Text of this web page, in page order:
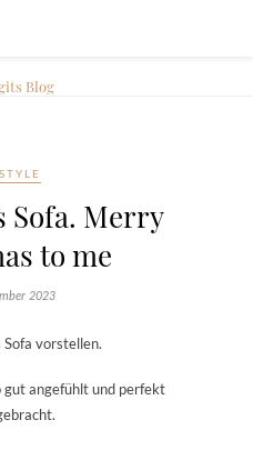
Sofa. Merry
to me
2023
Sofa vorstellen.
gut angefühlt und perfekt